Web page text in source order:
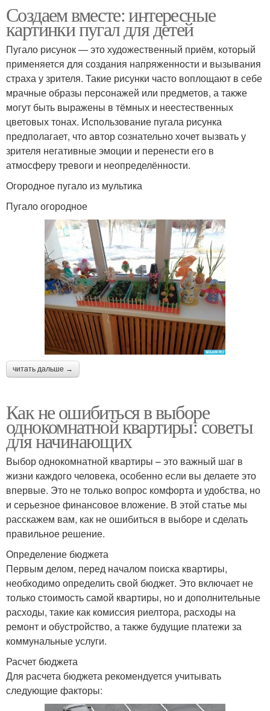
Создаем вместе: интересные
картинки пугал для детей
Пугало рисунок — это художественный приём, который
применяется для создания напряженности и вызывания
страха у зрителя. Такие рисунки часто воплощают в себе
мрачные образы персонажей или предметов, а также
могут быть выражены в тёмных и неестественных
цветовых тонах. Использование пугала рисунка
предполагает, что автор сознательно хочет вызвать у
зрителя негативные эмоции и перенести его в
атмосферу тревоги и неопределённости.
Огородное пугало из мультика
Пугало огородное
читать дальше →
Как не ошибиться в выборе
однокомнатной квартиры: советы
для начинающих
Выбор однокомнатной квартиры – это важный шаг в
жизни каждого человека, особенно если вы делаете это
впервые. Это не только вопрос комфорта и удобства, но
и серьезное финансовое вложение. В этой статье мы
расскажем вам, как не ошибиться в выборе и сделать
правильное решение.
Определение бюджета
Первым делом, перед началом поиска квартиры,
необходимо определить свой бюджет. Это включает не
только стоимость самой квартиры, но и дополнительные
расходы, такие как комиссия риелтора, расходы на
ремонт и обустройство, а также будущие платежи за
коммунальные услуги.
Расчет бюджета
Для расчета бюджета рекомендуется учитывать
следующие факторы: